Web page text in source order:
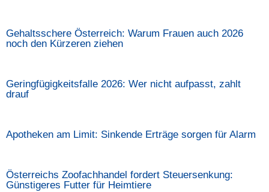
Gehaltsschere Österreich: Warum Frauen auch 2026
noch den Kürzeren ziehen
Geringfügigkeitsfalle 2026: Wer nicht aufpasst, zahlt
drauf
Apotheken am Limit: Sinkende Erträge sorgen für Alarm
Österreichs Zoofachhandel fordert Steuersenkung:
Günstigeres Futter für Heimtiere